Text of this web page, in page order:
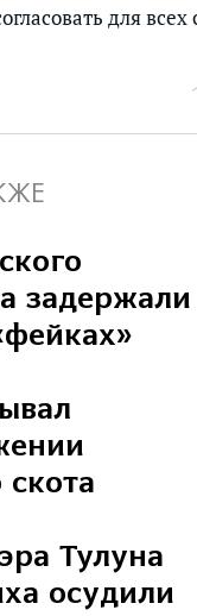
для всех
задержали
Тулуна
осудили